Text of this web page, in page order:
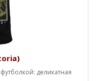
деликатная